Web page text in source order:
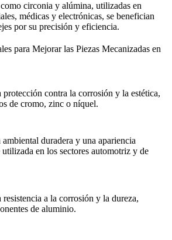
circonia y alúmina, utilizadas en
médicas y electrónicas, se benefician
por su precisión y eficiencia.
para Mejorar las Piezas Mecanizadas en
contra la corrosión y la estética,
de cromo, zinc o níquel.
duradera y una apariencia
en los sectores automotriz y de
a la corrosión y la dureza,
de aluminio.